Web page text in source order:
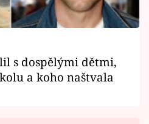
s dospělými dětmi,
a koho naštvala